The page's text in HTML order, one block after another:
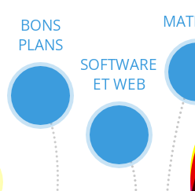
BONS
PLANS
SOFTWARE
ET WEB